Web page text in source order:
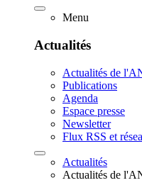
Menu
Actualités
Actualités de
Publications
Agenda
Espace presse
Newsletter
Flux RSS et
Actualités
Actualités de